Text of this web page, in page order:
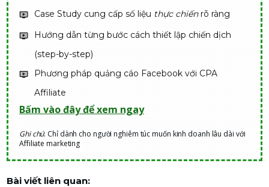
Case Study cung cấp số liệu thực chiếnrõ ràng
Hướng dẫn từng bước cách thiết lập chiến dịch
(step-by-step)
Phương pháp quảng cáo Facebook với CPA
Affiliate
Bấm vào đây để xem ngay
Ghi chú: Chỉ dành cho người nghiêm túc muốn kinh doanh lâu dài với
Affiliate marketing
Bài viết liên quan: